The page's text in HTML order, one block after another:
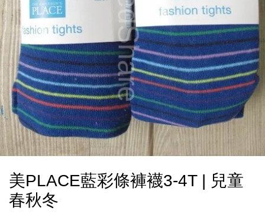
美PLACE藍彩條褲襪3-4T | 兒童
春秋冬